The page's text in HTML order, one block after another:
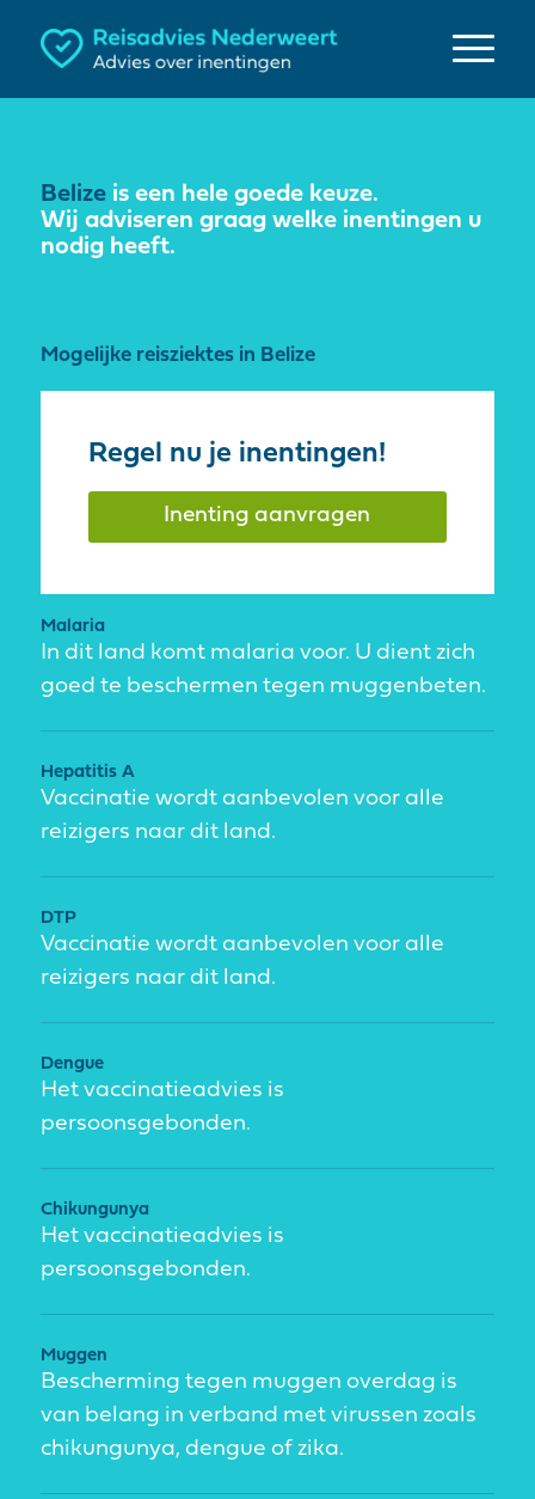
Belizeis een hele goede keuze.
Wij adviseren graag welke inentingen u
nodig heeft.
Mogelijke reisziektes in Belize
Regel nu je inentingen!
Inenting aanvragen
Malaria
In dit land komt malaria voor. U dient zich
goed te beschermen tegen muggenbeten.
Hepatitis A
Vaccinatie wordt aanbevolen voor alle
reizigers naar dit land.
DTP
Vaccinatie wordt aanbevolen voor alle
reizigers naar dit land.
Dengue
Het vaccinatieadvies is
persoonsgebonden.
Chikungunya
Het vaccinatieadvies is
persoonsgebonden.
Muggen
Bescherming tegen muggen overdag is
van belang in verband met virussen zoals
chikungunya, dengue of zika.